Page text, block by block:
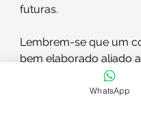
futuras.
Lembrem-se que um
bem elaborado aliado
assessoria jurídica
âncora que proporciona
WhatsApp